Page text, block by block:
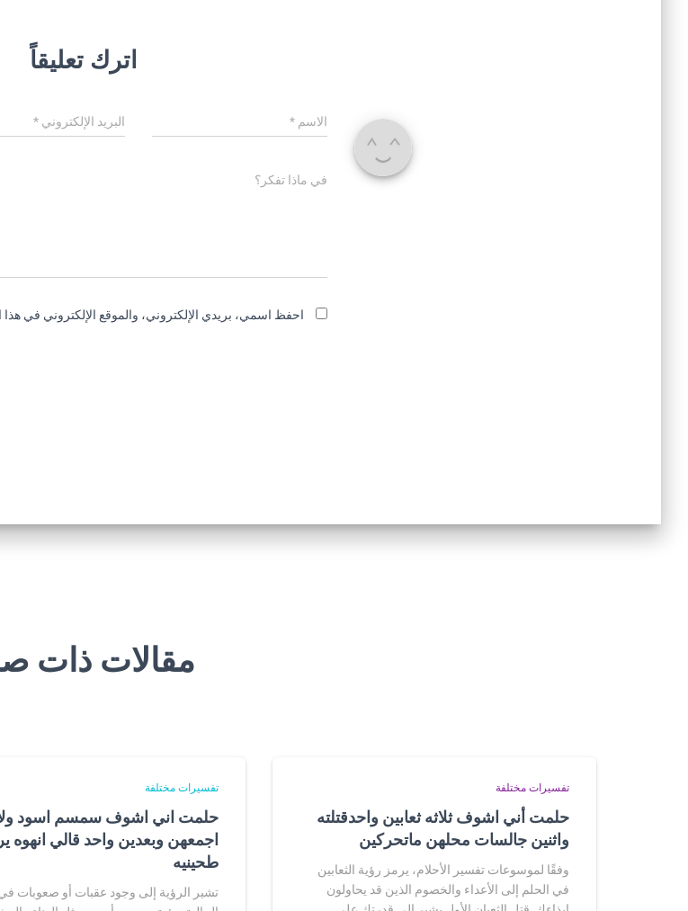
اترك تعليقاً
الاسم * البريد الإلكتروني*
في ماذا تفكر؟
احفظ اسمي، بريدي الإلكتروني، والموقع الإلكتروني في
مقالات ذات
تفسيرات مختلفة
حلمت أني اشوف ثلاثه ثعابين واحدقتلته
واثنين جالسات محلهن ماتحركين
وفقًا لموسوعات تفسير الأحلام، يرمز رؤية الثعابين
في الحلم إلى الأعداء والخصوم الذين قد يحاولون
تفسيرات مختلفة
حلمت اني اشوف سمسم اسود
اجمعهن وبعدين واحد قالي انهوه
طحينيه
تشير الرؤية إلى وجود عقبات أو صعوبات